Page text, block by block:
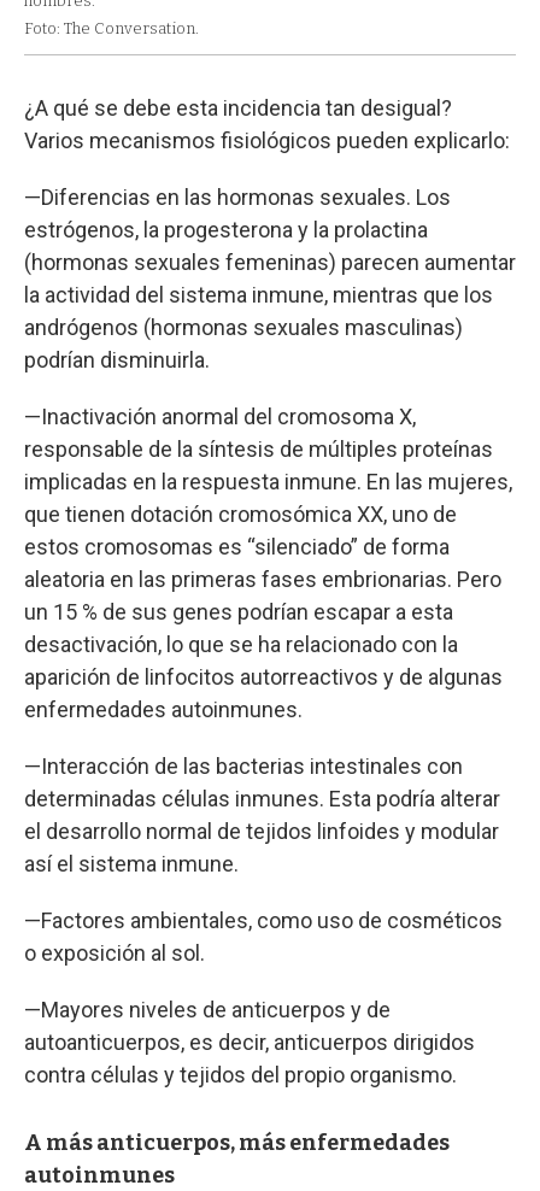
Foto: The Conversation.
¿A qué se debe esta incidencia tan desigual?
Varios mecanismos fisiológicos pueden explicarlo:
—Diferencias en las hormonas sexuales. Los
estrógenos, la progesterona y la prolactina
(hormonas sexuales femeninas) parecen aumentar
la actividad del sistema inmune, mientras que los
andrógenos (hormonas sexuales masculinas)
podrían disminuirla.
—Inactivación anormal del cromosoma X,
responsable de la síntesis de múltiples proteínas
implicadas en la respuesta inmune. En las mujeres,
que tienen dotación cromosómica XX, uno de
estos cromosomas es “silenciado” de forma
aleatoria en las primeras fases embrionarias. Pero
un 15 % de sus genes podrían escapar a esta
desactivación, lo que se ha relacionado con la
aparición de linfocitos autorreactivos y de algunas
enfermedades autoinmunes.
—Interacción de las bacterias intestinales con
determinadas células inmunes. Esta podría alterar
el desarrollo normal de tejidos linfoides y modular
así el sistema inmune.
—Factores ambientales, como uso de cosméticos
o exposición al sol.
—Mayores niveles de anticuerpos y de
autoanticuerpos, es decir, anticuerpos dirigidos
contra células y tejidos del propio organismo.
A más anticuerpos, más enfermedades
autoinmunes